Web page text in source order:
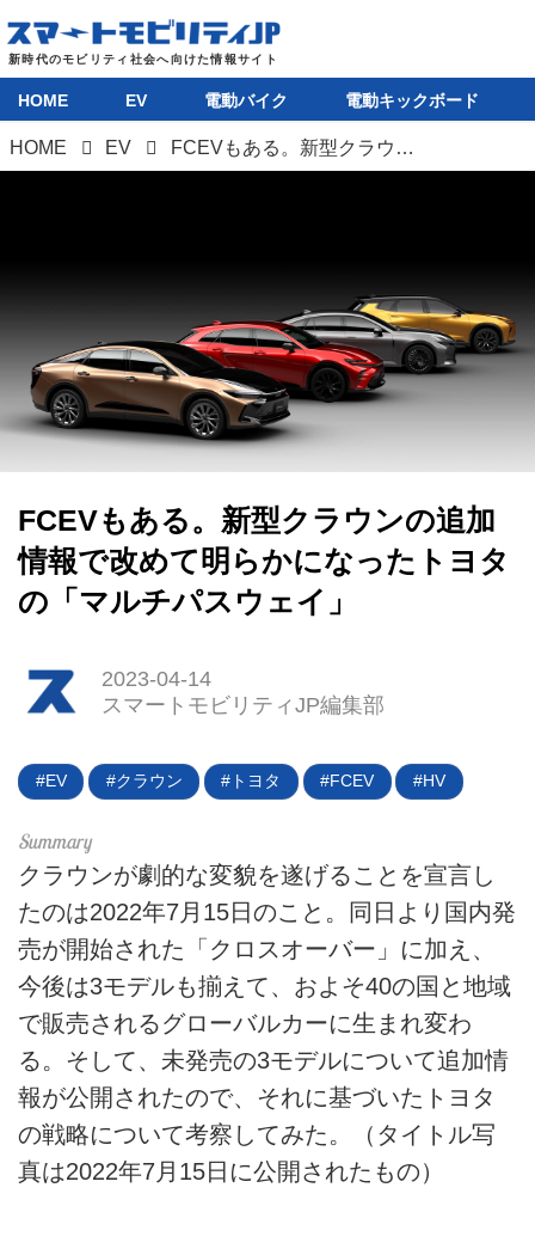
HOME
EV
電動バイク
HOME EV 電動バイク 電動キックボード
HOME EV FCEVもある。新型クラウンの追加情報で改めて明らかになったトヨタの「マルチパスウェイ」
FCEVもある。新型クラウンの追加
情報で改めて明らかになったトヨタ
の「マルチパスウェイ」
2023-04-14
スマートモビリティJP編集部
EV クラウン トヨタ FCEV HV
クラウンが劇的な変貌を遂げることを宣言し
たのは2022年7月15日のこと。同日より国内発
売が開始された「クロスオーバー」に加え、
今後は3モデルも揃えて、およそ40の国と地域
で販売されるグローバルカーに生まれ変わ
る。そして、未発売の3モデルについて追加情
報が公開されたので、それに基づいたトヨタ
の戦略について考察してみた。（タイトル写
真は2022年7月15日に公開されたもの）